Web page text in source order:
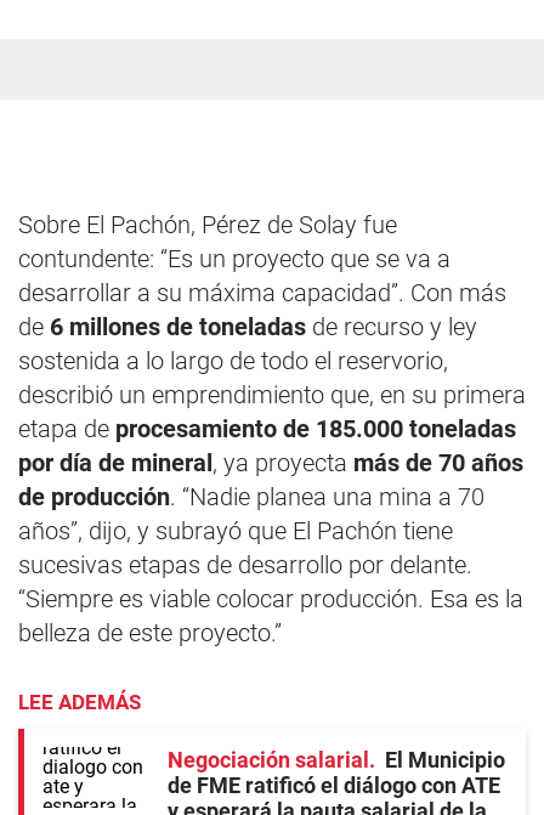
Sobre El Pachón, Pérez de Solay fue
contundente: “Es un proyecto que se va a
desarrollar a su máxima capacidad”. Con más
de 6 millones de toneladas de recurso y ley
sostenida a lo largo de todo el reservorio,
describió un emprendimiento que, en su primera
etapa de procesamiento de 185.000 toneladas
por día de mineral , ya proyecta más de 70 años
de producción. “Nadie planea una mina a 70
años”, dijo, y subrayó que El Pachón tiene
sucesivas etapas de desarrollo por delante.
“Siempre es viable colocar producción. Esa es la
belleza de este proyecto.”
LEE ADEMÁS
Negociación salarial
El Municipio
de FME ratificó el diálogo con ATE